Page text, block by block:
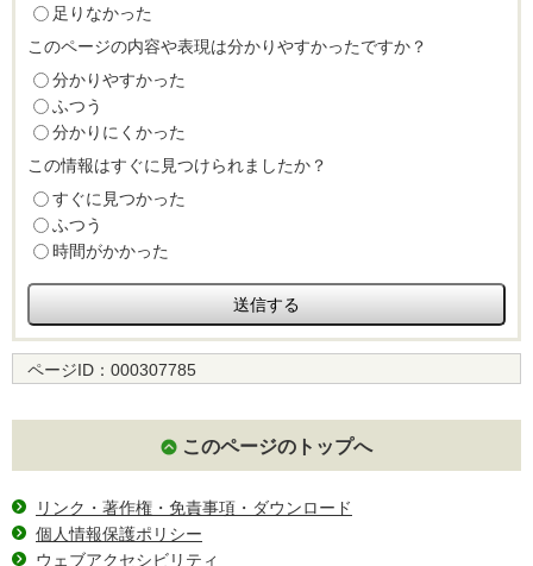
足りなかった
このページの内容や表現は分かりやすかったですか？
分かりやすかった
ふつう
分かりにくかった
この情報はすぐに見つけられましたか？
すぐに見つかった
ふつう
時間がかかった
ページID： 000307785
このページのトップへ
リンク・著作権・免責事項・ダウンロード
個人情報保護ポリシー
ウェブアクセシビリティ